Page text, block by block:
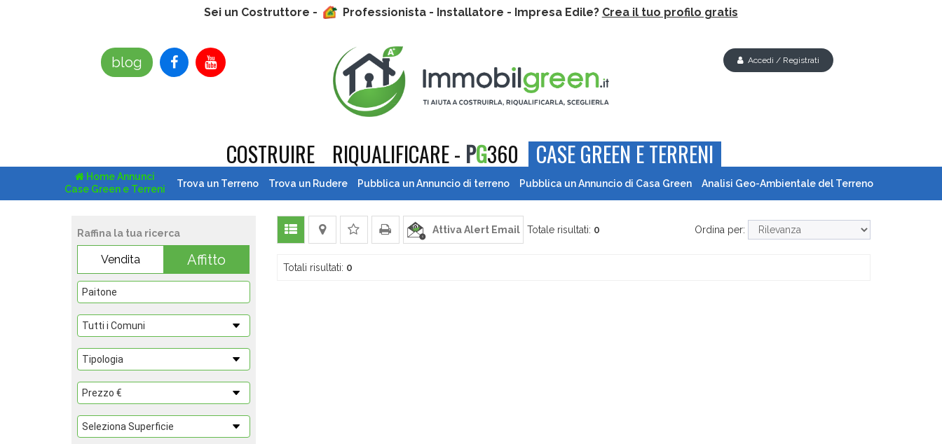
Sei un Costruttore - Professionista - Installatore - Impresa Edile? Crea il tuo profilo gratis
blog Accedi / Registrati
COSTRUIRE RIQUALIFICARE - PG360 CASE GREEN E TERRENI
Home Annunci
Case Green e Terreni
Trova un Terreno Trova un Rudere Pubblica un Annuncio di terreno Pubblica un Annuncio di Casa Green Analisi Geo-Ambientale del Terreno
Raffina la tua ricerca
Vendita Affitto
Attiva Alert Email Totale risultati: 0 Ordina per:
Totali risultati: 0